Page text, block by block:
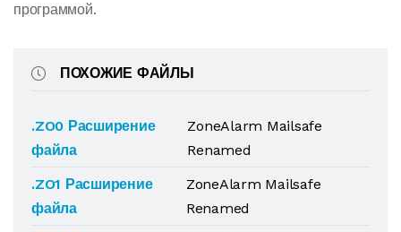
программой.
ПОХОЖИЕ ФАЙЛЫ
.ZO0 Расширение
файла
ZoneAlarm Mailsafe
Renamed
.ZO1 Расширение
файла
ZoneAlarm Mailsafe
Renamed